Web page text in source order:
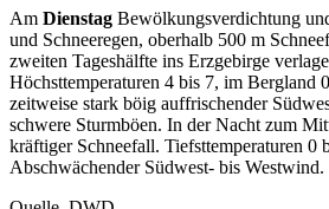
Am Dienstag Bewölkungsverdichtung
und Schneeregen, oberhalb 500 m
zweiten Tageshälfte ins Erzgebirge
Höchsttemperaturen 4 bis 7, im Bergland
zeitweise stark böig auffrischender
schwere Sturmböen. In der Nacht zum
kräftiger Schneefall. Tiefsttemperaturen 0
Abschwächender Südwest- bis Westwind.